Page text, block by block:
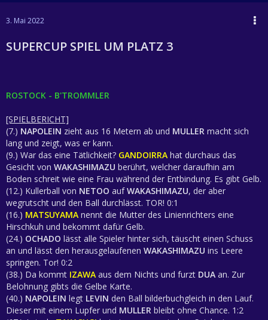
3. Mai 2022
SUPERCUP SPIEL UM PLATZ 3
ROSTOCK - B'TROMMLER
[SPIELBERICHT]
(7.) NAPOLEIN zieht aus 16 Metern ab und MULLER macht sich
lang und zeigt, was er kann.
(9.) War das eine Tätlichkeit? GANDOIRRA hat durchaus das
Gesicht von WAKASHIMAZU berührt, welcher daraufhin am
Boden schreit wie eine Frau während der Entbindung. Es gibt Gelb.
(12.) Kullerball von NETOO aufWAKASHIMAZU, der aber
wegrutscht und den Ball durchlässt. TOR! 0:1
(16.) MATSUYAMA nennt die Mutter des Linienrichters eine
Hirschkuh und bekommt dafür Gelb.
(24.) OCHADO lässt alle Spieler hinter sich, täuscht einen Schuss
an und lässt den herausgelaufenen WAKASHIMAZU ins Leere
springen. Tor! 0:2
(38.) Da kommt IZAWA aus dem Nichts und furzt DUA an. Zur
Belohnung gibts die Gelbe Karte.
(40.) NAPOLEIN legt LEVIN den Ball bilderbuchgleich in den Lauf.
Dieser mit einem Lupfer und MULLER bleibt ohne Chance. 1:2